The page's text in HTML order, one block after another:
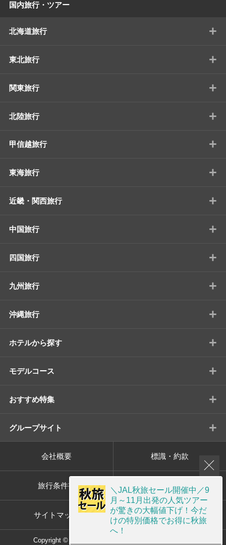
国内旅行・ツアー
北海道旅行 +
東北旅行 +
関東旅行 +
北陸旅行 +
甲信越旅行 +
東海旅行 +
近畿・関西旅行 +
中国旅行 +
四国旅行 +
九州旅行 +
沖縄旅行 +
ホテルから探す +
モデルコース +
おすすめ特集 +
グループサイト +
会社概要 標識・約款
旅行条件書 プライバシーポリシー
サイトマップ 画面共有サポート
Copyright © ORION TOUR Co.,Ltd. All rights reserved.
＼JAL秋旅セール開催中／9
月～11月出発の人気ツアー
が驚きの大幅値下げ！今だ
けの特別価格でお得に秋旅
へ！